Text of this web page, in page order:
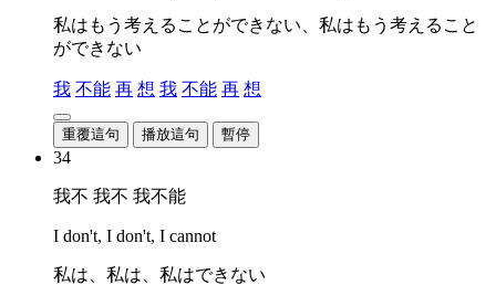
私はもう考えることができない、私はもう考えること
ができない
我 不能 再 想 我 不能 再 想
重覆這句 播放這句 暫停
34
我不 我不 我不能
I don't, I don't, I cannot
私は、私は、私はできない